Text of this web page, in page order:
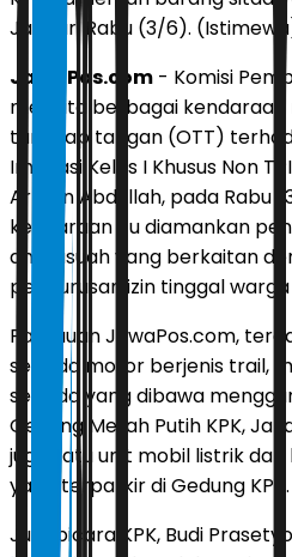
Jakbar, Rabu (3/6).
JawaPos.com - Komisi
menyita berbagai
tangkap tangan (OTT)
Imigrasi Kelas I Khusus Non
Arman Abdullah, pada Rabu
kendaraan itu diamankan
antirasuah yang berkaitan
pengurusan izin tinggal
Pantauan JawaPos.com,
sepeda motor berjenis trail,
sepeda yang dibawa
Gedung Merah Putih KPK,
juga satu unit mobil listrik
yang terparkir di Gedung KPK.
Juru bicara KPK, Budi